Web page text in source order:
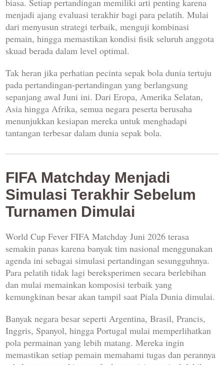
biasa. Setiap pertandingan memiliki arti penting karena
menjadi ajang evaluasi terakhir bagi para pelatih. Mulai
dari menyusun strategi terbaik, menguji kombinasi
pemain, hingga memastikan kondisi fisik seluruh anggota
skuad berada dalam level optimal.
Tak heran jika perhatian pecinta sepak bola dunia tertuju
pada pertandingan-pertandingan yang berlangsung
sepanjang awal Juni ini. Dari Eropa, Amerika Selatan,
Asia hingga Afrika, semua negara peserta berusaha
menunjukkan kesiapan mereka untuk menghadapi
tantangan terbesar dalam dunia sepak bola.
FIFA Matchday Menjadi
Simulasi Terakhir Sebelum
Turnamen Dimulai
World Cup Fever FIFA Matchday Juni 2026 terasa
semakin panas karena banyak tim nasional menggunakan
agenda ini sebagai simulasi pertandingan sesungguhnya.
Para pelatih tidak lagi bereksperimen secara berlebihan
dan mulai memainkan komposisi terbaik yang
kemungkinan besar akan tampil saat Piala Dunia dimulai.
Banyak negara besar seperti Argentina, Brasil, Prancis,
Inggris, Spanyol, hingga Portugal mulai memperlihatkan
pola permainan yang lebih matang. Mereka ingin
memastikan setiap pemain memahami tugas dan perannya